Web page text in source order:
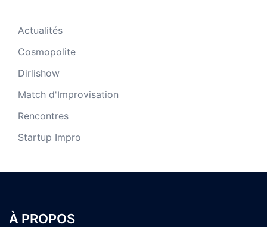
Actualités
Cosmopolite
Dirlishow
Match d'Improvisation
Rencontres
Startup Impro
À PROPOS